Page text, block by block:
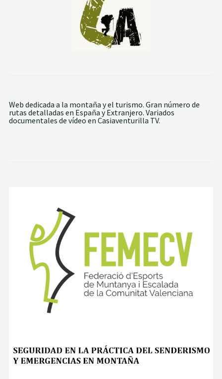
Web dedicada a la montaña y el turismo. Gran número de
rutas detalladas en España y Extranjero. Variados
documentales de vídeo en Casiaventurilla TV.